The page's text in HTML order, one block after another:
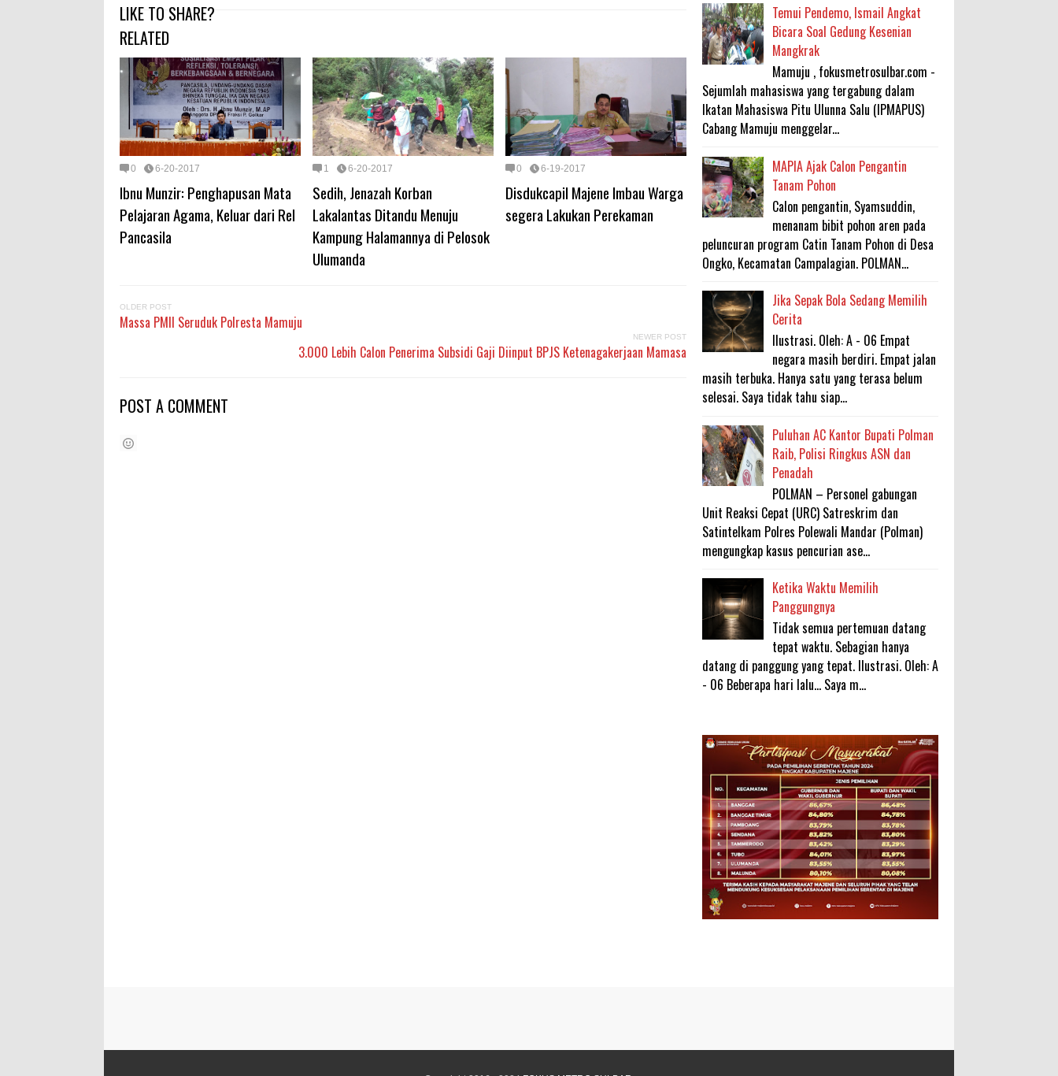
LIKE TO SHARE?
RELATED
0 6-20-2017
Ibnu Munzir: Penghapusan Mata
Pelajaran Agama, Keluar dari Rel
Pancasila
1 6-20-2017
Sedih, Jenazah Korban
Lakalantas Ditandu Menuju
Kampung Halamannya di Pelosok
Ulumanda
0 6-19-2017
Disdukcapil Majene Imbau Warga
segera Lakukan Perekaman
OLDER POST
Massa PMII Seruduk Polresta Mamuju
NEWER POST
3.000 Lebih Calon Penerima Subsidi Gaji Diinput BPJS Ketenagakerjaan Mamasa
POST A COMMENT
Temui Pendemo, Ismail Angkat
Bicara Soal Gedung Kesenian
Mangkrak
Mamuju , fokusmetrosulbar.com -
Sejumlah mahasiswa yang tergabung dalam
Ikatan Mahasiswa Pitu Ulunna Salu (IPMAPUS)
Cabang Mamuju menggelar...
MAPIA Ajak Calon Pengantin
Tanam Pohon
Calon pengantin, Syamsuddin,
menanam bibit pohon aren pada
peluncuran program Catin Tanam Pohon di Desa
Ongko, Kecamatan Campalagian. POLMAN...
Jika Sepak Bola Sedang Memilih
Cerita
Ilustrasi. Oleh: A - 06 Empat
negara masih berdiri. Empat jalan
masih terbuka. Hanya satu yang terasa belum
selesai. Saya tidak tahu siap...
Puluhan AC Kantor Bupati Polman
Raib, Polisi Ringkus ASN dan
Penadah
POLMAN – Personel gabungan
Unit Reaksi Cepat (URC) Satreskrim dan
Satintelkam Polres Polewali Mandar (Polman)
mengungkap kasus pencurian ase...
Ketika Waktu Memilih
Panggungnya
Tidak semua pertemuan datang
tepat waktu. Sebagian hanya
datang di panggung yang tepat. Ilustrasi. Oleh: A
- 06 Beberapa hari lalu... Saya m...